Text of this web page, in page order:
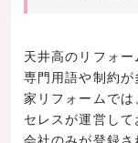
天井高のリフォ
専門用語や制約
家リフォームで
セレスが運営し